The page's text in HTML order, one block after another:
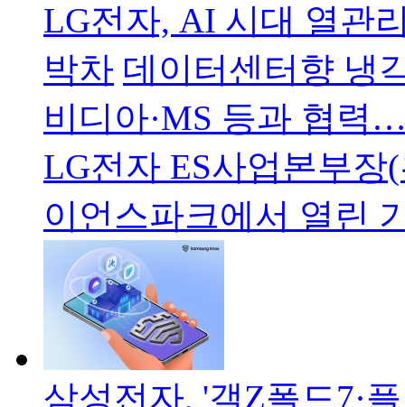
LG전자, AI 시대 열관
박차 데이터센터향 냉
비디아·MS 등과 협력
LG전자 ES사업본부
이언스파크에서 열린
삼성전자, '갤Z폴드7·